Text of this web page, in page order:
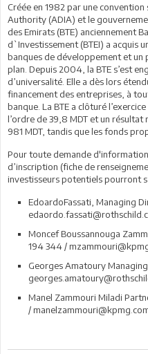
Créée en 1982 par une
Authority (ADIA) et le
des Emirats (BTE) anciennement
d`Investissement (BTEI) a acquis
banques de développement et un
plan. Depuis 2004, la BTE s’est
d’universalité. Elle a dès lors
financement des entreprises, à
banque. La BTE a clôturé
l’ordre de 39,8 MDT et un résultat
981 MDT, tandis que les fonds
Pour toute demande
d’inscription (fiche de
investisseurs potentiels pourront
EdoardoFassati, Managing
Moncef Boussannouga
194 344 /
Georges Amatoury
Manel Zammouri Miladi
/